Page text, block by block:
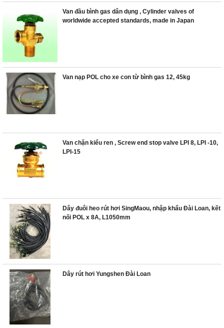
Van đầu bình gas dân dụng , Cylinder valves of
worldwide accepted standards, made in Japan
Van nạp POL cho xe con từ bình gas 12, 45kg
Van chặn kiểu ren , Screw end stop valve LPI 8, LPI -10,
LPI-15
Dây đuôi heo rút hơi SingMaou, nhập khẩu Đài Loan, kết
nối POL x 8A, L1050mm
Dây rút hơi Yungshen Đài Loan